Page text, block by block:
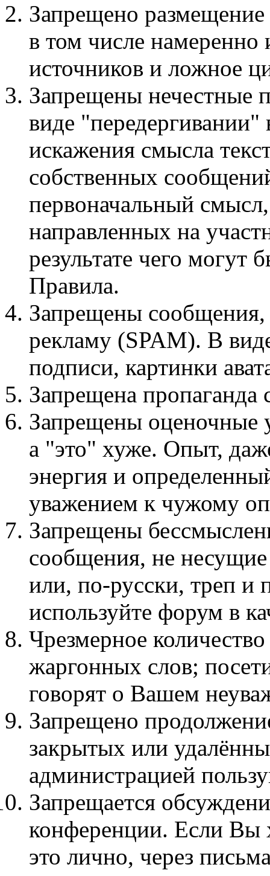
Запрещено
в том числе намеренно
источников и ложное
Запрещены нечестные
виде "передергивании"
искажения смысла
собственных
первоначальный
направленных на
результате чего
Правила.
Запрещены
рекламу (SPAM). В
подписи, картинки
Запрещена
Запрещены оценочные
а "это" хуже. Опыт,
энергия и
уважением к чужому
Запрещены
сообщения, не
или, по-русски, треп
используйте форум в
Чpезмеpное
жаргонных слов;
говорят о Вашем
Запрещено
закрытых или
администрацией
Запрещается
конференции. Если Вы
это лично, через